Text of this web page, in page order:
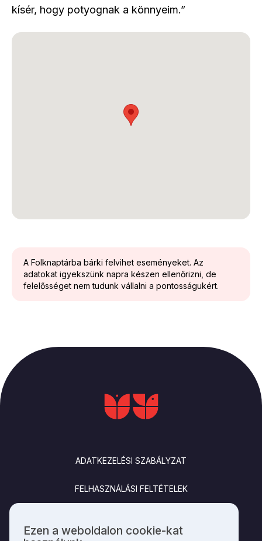
kísér, hogy potyognak a könnyeim.”
A Folknaptárba bárki felvihet eseményeket. Az
adatokat igyekszünk napra készen ellenőrizni, de
felelősséget nem tudunk vállalni a pontosságukért.
ADATKEZELÉSI SZABÁLYZAT
FELHASZNÁLÁSI FELTÉTELEK
Ezen a weboldalon cookie-kat